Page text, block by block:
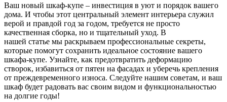
Ваш новый шкаф-купе – инвестиция в уют и порядок вашего
дома. И чтобы этот центральный элемент интерьера служил
верой и правдой год за годом, требуется не просто
качественная сборка, но и тщательный уход. В
нашей статье мы раскрываем профессиональные секреты,
которые помогут сохранить идеальное состояние вашего
шкафа-купе. Узнайте, как предотвратить деформацию
створок, избавиться от пятен на фасадах и уберечь крепления
от преждевременного износа. Следуйте нашим советам, и ваш
шкаф будет радовать вас своим видом и функциональностью
на долгие годы!